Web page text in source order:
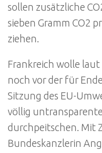
sollen zusätzliche
sieben Gramm CO2
ziehen.
Frankreich wolle laut
noch vor der für
Sitzung des EU-
völlig
durchpeitschen. Mit
Bundeskanzlerin